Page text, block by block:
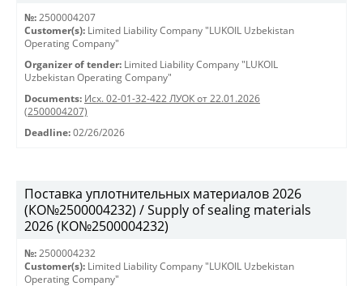
№: 2500004207
Customer(s): Limited Liability Company "LUKOIL Uzbekistan
Operating Company"
Organizer of tender: Limited Liability Company "LUKOIL
Uzbekistan Operating Company"
Documents: Исх. 02-01-32-422 ЛУОК от 22.01.2026
(2500004207)
Deadline: 02/26/2026
Поставка уплотнительных материалов 2026
(КО№2500004232) / Supply of sealing materials
2026 (КО№2500004232)
№: 2500004232
Customer(s): Limited Liability Company "LUKOIL Uzbekistan
Operating Company"